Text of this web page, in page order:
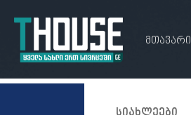
მთავარი